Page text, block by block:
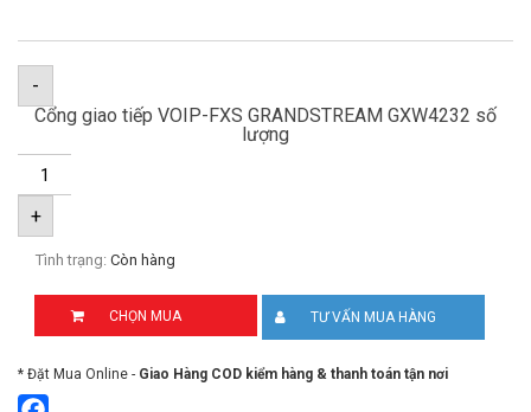
-
Cổng giao tiếp VOIP-FXS GRANDSTREAM GXW4232 số
lượng
+
Tình trạng: Còn hàng
CHỌN MUA TƯ VẤN MUA HÀNG
* Đặt Mua Online - Giao Hàng COD kiểm hàng & thanh toán tận nơi